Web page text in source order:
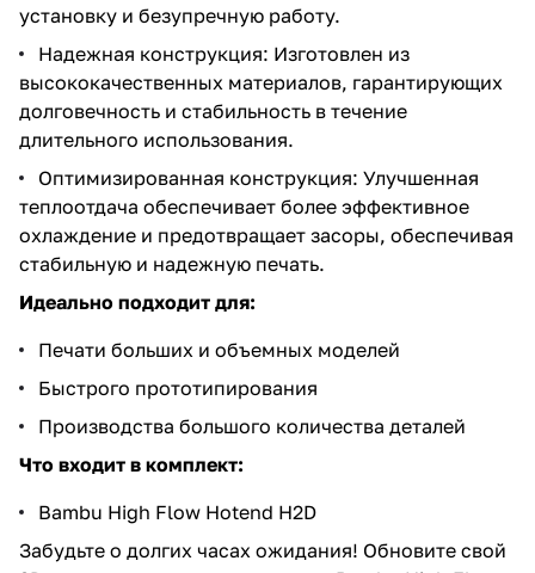
установку и безупречную работу.
Надежная конструкция: Изготовлен из
высококачественных материалов, гарантирующих
долговечность и стабильность в течение
длительного использования.
Оптимизированная конструкция: Улучшенная
теплоотдача обеспечивает более эффективное
охлаждение и предотвращает засоры, обеспечивая
стабильную и надежную печать.
Идеально подходит для:
Печати больших и объемных моделей
Быстрого прототипирования
Производства большого количества деталей
Что входит в комплект:
Bambu High Flow Hotend H2D
Забудьте о долгих часах ожидания! Обновите свой